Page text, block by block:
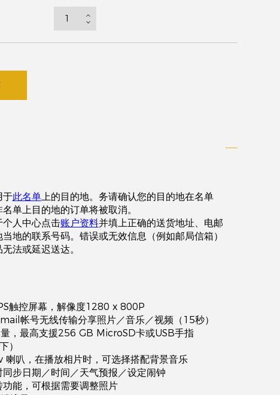
于此名单上的目的地。务请确认您的目的地在名单
单上目的地的订单将被取消。
人中心点击账户资料并填上正确的送货地址、电邮
地的联系号码。错误或无效信息（例如邮局信箱）
法或延迟送达。
触控屏幕，解像度1280 x 800P
帐号无线传输分享照片／音乐／视频（15秒）
，最高支援256 GB MicroSD卡或USB手指
）
叭，在播放相片时，可选择搭配背景音乐
步日期／时间／天气预报／设定闹钟
能，可根据需要调整照片